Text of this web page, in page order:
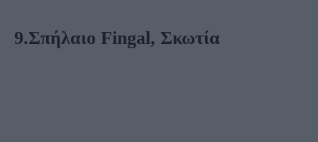
9.Σπήλαιο Fingal, Σκωτία